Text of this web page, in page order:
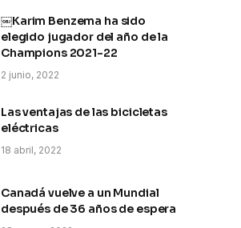
￼Karim Benzema ha sido
elegido jugador del año de la
Champions 2021-22
2 junio, 2022
Las ventajas de las bicicletas
eléctricas
18 abril, 2022
Canadá vuelve a un Mundial
después de 36 años de espera